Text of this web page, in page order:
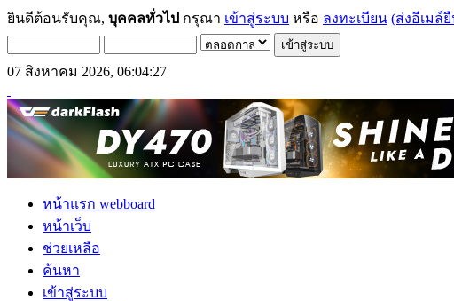
ยินดีต้อนรับคุณ, บุคคลทั่วไป กรุณา เข้าสู่ระบบ หรือ ลงทะเบียน (ส่งอีเมล์
07 สิงหาคม 2026, 06:04:27
หน้าแรก webboard
หน้าเว็บ
ช่วยเหลือ
ค้นหา
เข้าสู่ระบบ